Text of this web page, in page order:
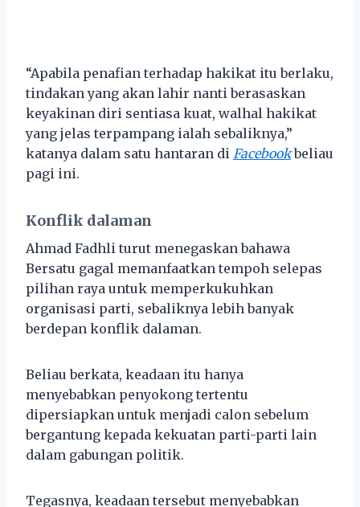
“Apabila penafian terhadap hakikat itu berlaku,
tindakan yang akan lahir nanti berasaskan
keyakinan diri sentiasa kuat, walhal hakikat
yang jelas terpampang ialah sebaliknya,”
katanya dalam satu hantaran di Facebook beliau
pagi ini.
Konflik dalaman
Ahmad Fadhli turut menegaskan bahawa
Bersatu gagal memanfaatkan tempoh selepas
pilihan raya untuk memperkukuhkan
organisasi parti, sebaliknya lebih banyak
berdepan konflik dalaman.
Beliau berkata, keadaan itu hanya
menyebabkan penyokong tertentu
dipersiapkan untuk menjadi calon sebelum
bergantung kepada kekuatan parti-parti lain
dalam gabungan politik.
Tegasnya, keadaan tersebut menyebabkan